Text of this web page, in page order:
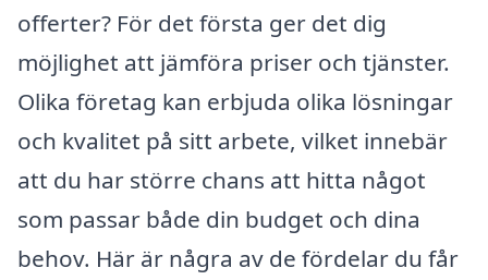
offerter? För det första ger det dig
möjlighet att jämföra priser och tjänster.
Olika företag kan erbjuda olika lösningar
och kvalitet på sitt arbete, vilket innebär
att du har större chans att hitta något
som passar både din budget och dina
behov. Här är några av de fördelar du får